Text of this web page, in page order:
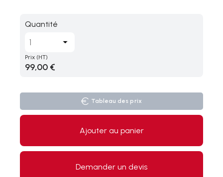
Quantité
Prix (HT)
99,00 €
Tableau des prix
Ajouter au panier
Demander un devis